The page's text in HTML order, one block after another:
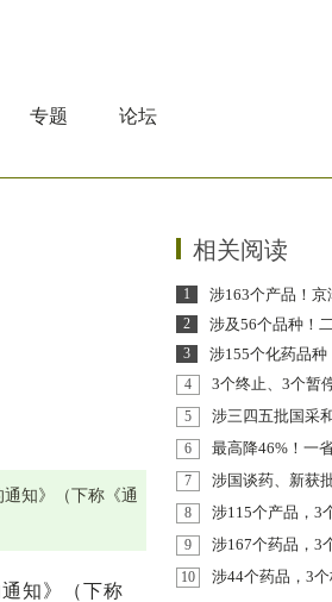
专题 论坛
知》（下称《通
知》（下称
相关阅读
1
涉163个产品！
炉
2 涉及56个品种！
3 涉155个化药品种
4 3个终止、3个暂
5
涉三四五批国采
6 最高降46%！一
7
涉国谈药、新获
8
涉115个产品，3
9
涉167个药品，3
10
涉44个药品，3